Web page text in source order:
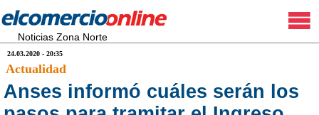
Noticias Zona Norte
24.03.2020 - 20:35
Actualidad
Anses informó cuáles serán los